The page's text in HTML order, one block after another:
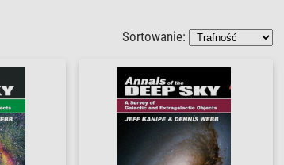
Sortowanie: